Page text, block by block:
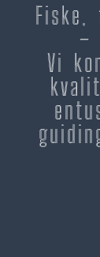
–
Vi